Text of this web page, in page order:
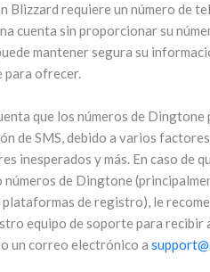
Blizzard requiere un número de
cuenta sin proporcionar su
mantener segura su
para ofrecer.
que los números de
de SMS, debido a varios
inesperados y más. En caso de
números de Dingtone
de registro), le
equipo de soporte para recibir
un correo electrónico a